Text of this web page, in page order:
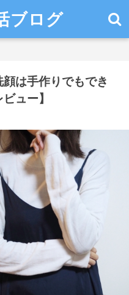
ブログ
顔は手作りでもでき
ュー】